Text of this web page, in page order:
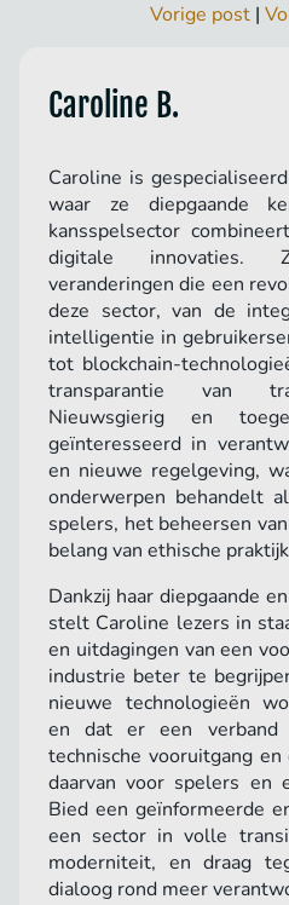
Vorige post |
Caroline B.
Caroline is
waar ze diepgaande
kansspelsector
digitale innovaties.
veranderingen die een
deze sector, van de
intelligentie in
tot blockchain-
transparantie van
Nieuwsgierig en
geïnteresseerd in
en nieuwe regelgeving,
onderwerpen behandelt
spelers, het beheersen
belang van ethische
Dankzij haar diepgaande
stelt Caroline lezers in
en uitdagingen van een
industrie beter te
nieuwe technologieën
en dat er een verband
technische vooruitgang
daarvan voor spelers en
Bied een geïnformeerde
een sector in volle
moderniteit, en draag
dialoog rond meer